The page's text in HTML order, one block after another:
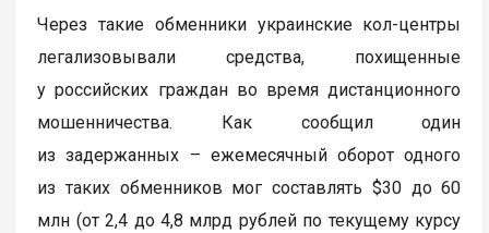
Через такие обменники украинские кол-центры
легализовывали средства, похищенные
у российских граждан во время дистанционного
мошенничества. Как сообщил один
из задержанных – ежемесячный оборот одного
из таких обменников мог составлять $30 до 60
млн (от 2,4 до 4,8 млрд рублей по текущему курсу